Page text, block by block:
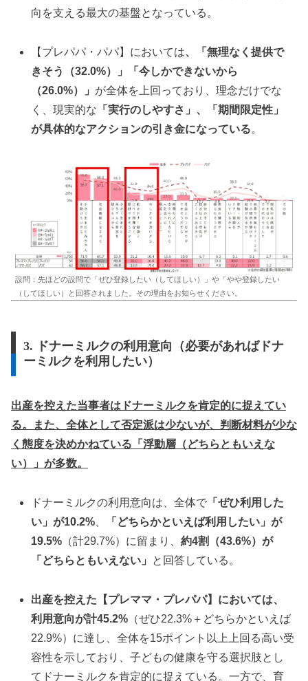
向を支える最大の基盤となっている。
【プレパパ・パパ】においては、「無理なく提供で
きそう（32.0%）」「今しかできないから
（26.0%）」 が全体を上回っており、理念だけでな
く、現実的な 「実行のしやすさ」、「期間限定性」
が具体的なアクションの引き金になっている。
設問：先ほどの設問で「ぜひ登録したい（してほしい）」や「やや登録したい
（してほしい）と回答されました。その理由をお知らせください。
3. ドナーミルクの利用意向（必要があればドナ
ーミルクを利用したい）
出産を控えた当事者はドナーミルクを肯定的に捉えてい
る。また、全体として否定派は少ないが、判断材料が少な
く態度を決めかねている「浮動層（どちらともいえな
い）」が多数。
ドナーミルクの利用意向は、全体で 「ぜひ利用した
い」が10.2%
「どちらかといえば利用したい」が
19.5% （計29.7%）に留まり、約4割（43.6%）が
「どちらともいえない」
と回答している。
出産を控えた【プレママ・プレパパ】においては、
利用意向が計45.2% （ぜひ22.3%＋どちらかといえば
22.9%）に達し、全体を15ポイント以上上回る高い受
容性を示しており、子どもの健康を守る選択肢とし
てドナーミルクを肯定的に捉えている。一方で、育